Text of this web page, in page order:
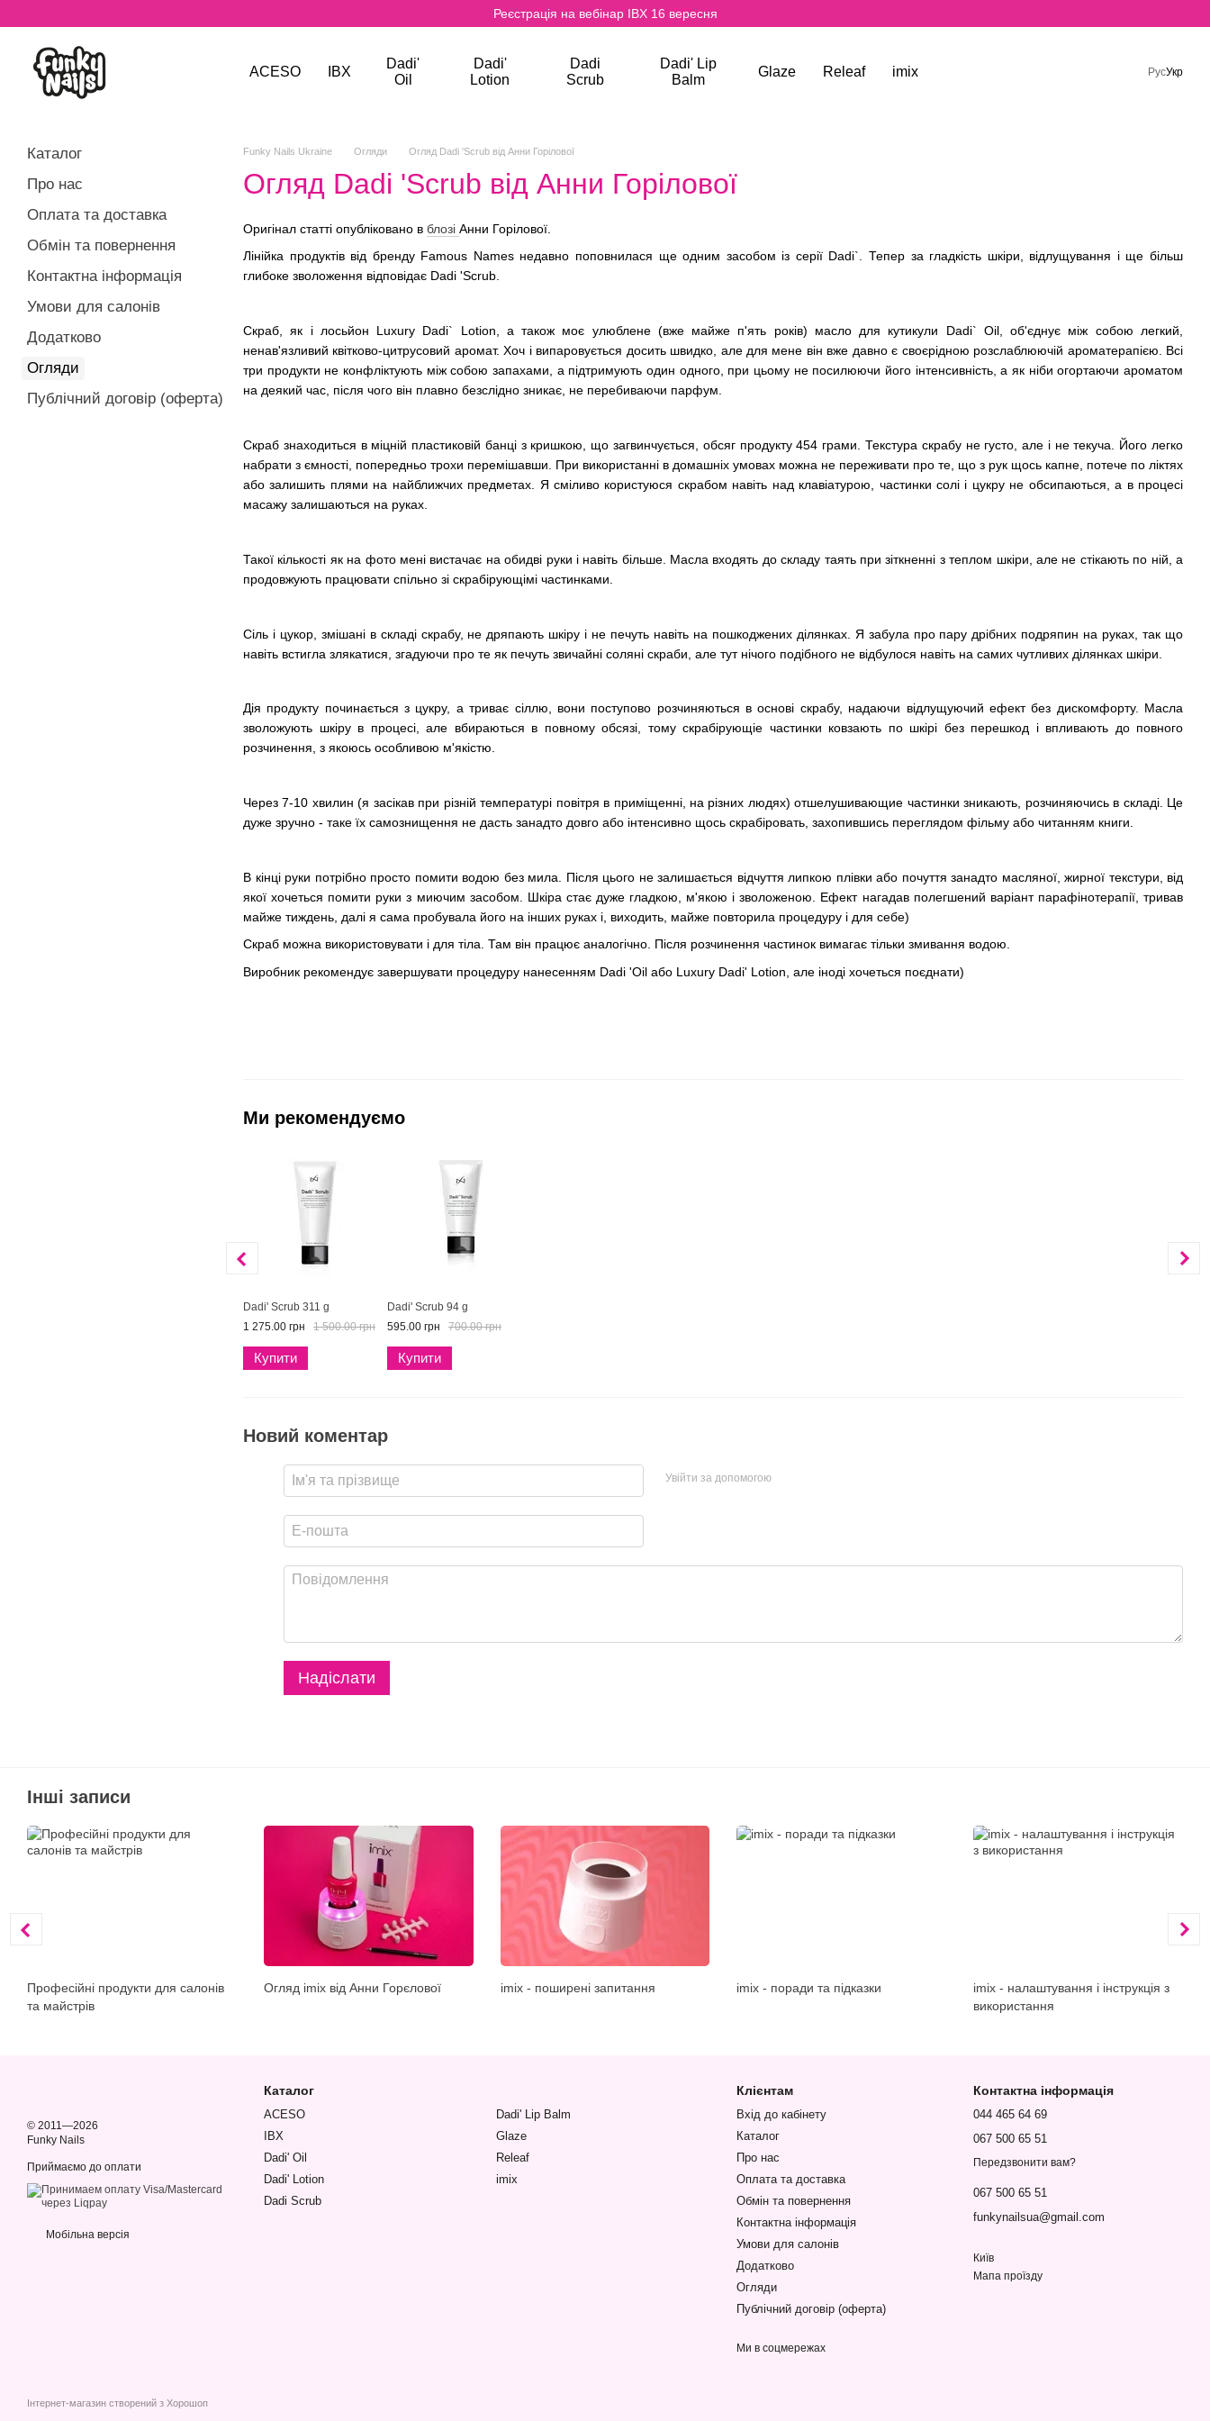
Реєстрація на вебінар IBX 16 вересня
ACESO IBX
Dadi'
Oil
Dadi'
Lotion
Dadi
Scrub
Dadi' Lip
Balm
Glaze Releaf imix РусУкр
Funky Nails Ukraine Огляди Огляд Dadi 'Scrub від Анни Горiлової
Огляд Dadi 'Scrub від Анни Горiлової
Оригінал статті опубліковано в блозі Анни Горiлової.
Лінійка продуктів від бренду Famous Names недавно поповнилася ще одним засобом із серії Dadi`. Тепер за гладкість шкіри, відлущування і ще більш
глибоке зволоження відповідає Dadi 'Scrub.
Скраб, як і лосьйон Luxury Dadi` Lotion, а також моє улюблене (вже майже п'ять років) масло для кутикули Dadi` Oil, об'єднує між собою легкий,
ненав'язливий квітково-цитрусовий аромат. Хоч і випаровується досить швидко, але для мене він вже давно є своєрідною розслаблюючій ароматерапією. Всі
три продукти не конфліктують між собою запахами, а підтримують один одного, при цьому не посилюючи його інтенсивність, а як ніби огортаючи ароматом
на деякий час, після чого він плавно безслідно зникає, не перебиваючи парфум.
Скраб знаходиться в міцній пластиковій банці з кришкою, що загвинчується, обсяг продукту 454 грами. Текстура скрабу не густо, але і не текуча. Його легко
набрати з ємності, попередньо трохи перемішавши. При використанні в домашніх умовах можна не переживати про те, що з рук щось капне, потече по ліктях
або залишить плями на найближчих предметах. Я сміливо користуюся скрабом навіть над клавіатурою, частинки солі і цукру не обсипаються, а в процесі
масажу залишаються на руках.
Такої кількості як на фото мені вистачає на обидві руки і навіть більше. Масла входять до складу таять при зіткненні з теплом шкіри, але не стікають по ній, а
продовжують працювати спільно зі скрабірующімі частинками.
Сіль і цукор, змішані в складі скрабу, не дряпають шкіру і не печуть навіть на пошкоджених ділянках. Я забула про пару дрібних подряпин на руках, так що
навіть встигла злякатися, згадуючи про те як печуть звичайні соляні скраби, але тут нічого подібного не відбулося навіть на самих чутливих ділянках шкіри.
Дія продукту починається з цукру, а триває сіллю, вони поступово розчиняються в основі скрабу, надаючи відлущуючий ефект без дискомфорту. Масла
зволожують шкіру в процесі, але вбираються в повному обсязі, тому скрабірующіе частинки ковзають по шкірі без перешкод і впливають до повного
розчинення, з якоюсь особливою м'якістю.
Через 7-10 хвилин (я засікав при різній температурі повітря в приміщенні, на різних людях) отшелушивающие частинки зникають, розчиняючись в складі. Це
дуже зручно - таке їх самознищення не дасть занадто довго або інтенсивно щось скрабіровать, захопившись переглядом фільму або читанням книги.
В кінці руки потрібно просто помити водою без мила. Після цього не залишається відчуття липкою плівки або почуття занадто масляної, жирної текстури, від
якої хочеться помити руки з миючим засобом. Шкіра стає дуже гладкою, м'якою і зволоженою. Ефект нагадав полегшений варіант парафінотерапії, тривав
майже тиждень, далі я сама пробувала його на інших руках і, виходить, майже повторила процедуру і для себе)
Скраб можна використовувати і для тіла. Там він працює аналогічно. Після розчинення частинок вимагає тільки змивання водою.
Виробник рекомендує завершувати процедуру нанесенням Dadi 'Oil або Luxury Dadi' Lotion, але іноді хочеться поєднати)
Ми рекомендуємо
Dadi' Scrub 311 g
1 275.00 грн
1 500.00 грн
Купити
Dadi' Scrub 94 g
595.00 грн
700.00 грн
Купити
Новий коментар
Увійти за допомогою
Надіслати
Каталог
Про нас
Оплата та доставка
Обмін та повернення
Контактна інформація
Умови для салонів
Додатково
Огляди
Публічний договір (оферта)
Інші записи
Професійні продукти для салонів
та майстрів
Огляд imix від Анни Горєлової imix - поширені запитання imix - поради та підказки
imix - налаштування і інструкція з
використання
© 2011—2026
Funky Nails
Приймаємо до оплати
Мобільна версія
Інтернет-магазин створений з Хорошоп
Каталог
ACESO
IBX
Dadi' Oil
Dadi' Lotion
Dadi Scrub
Dadi' Lip Balm
Glaze
Releaf
imix
Клієнтам
Вхід до кабінету
Каталог
Про нас
Оплата та доставка
Обмін та повернення
Контактна інформація
Умови для салонів
Додатково
Огляди
Публічний договір (оферта)
Ми в соцмережах
Контактна інформація
044 465 64 69
067 500 65 51
Передзвонити вам?
067 500 65 51
funkynailsua@gmail.com
Київ
Мапа проїзду